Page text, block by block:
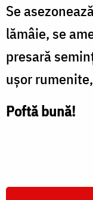
Se
lămâie, se
presară
ușor
Poftă bună!